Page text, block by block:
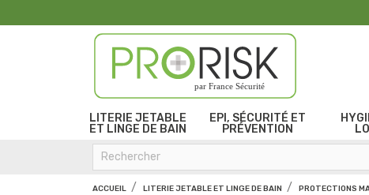
par France Sécurité
LITERIE JETABLE
ET LINGE DE BAIN
EPI, SÉCURITÉ ET
PRÉVENTION
ACCUEIL LITERIE JETABLE ET LINGE DE BAIN PROTECTIONS